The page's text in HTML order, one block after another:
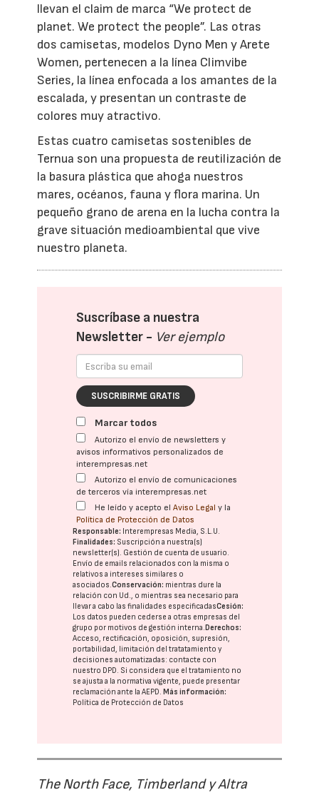
llevan el claim de marca “We protect de
planet. We protect the people”. Las otras
dos camisetas, modelos Dyno Men y Arete
Women, pertenecen a la línea Climvibe
Series, la línea enfocada a los amantes de la
escalada, y presentan un contraste de
colores muy atractivo.
Estas cuatro camisetas sostenibles de
Ternua son una propuesta de reutilización de
la basura plástica que ahoga nuestros
mares, océanos, fauna y flora marina. Un
pequeño grano de arena en la lucha contra la
grave situación medioambiental que vive
nuestro planeta.
Suscríbase a nuestra
Newsletter - Ver ejemplo
SUSCRIBIRME GRATIS
Marcar todos
Autorizo el envío de newsletters y
avisos informativos personalizados de
interempresas.net
Autorizo el envío de comunicaciones
de terceros vía interempresas.net
He leído y acepto elAviso Legal y la
Política de Protección de Datos
Responsable: Interempresas Media, S.L.U.
Finalidades: Suscripción a nuestra(s)
newsletter(s). Gestión de cuenta de usuario.
Envío de emails relacionados con la misma o
relativos a intereses similares o
asociados.Conservación: mientras dure la
relación con Ud., o mientras sea necesario para
llevar a cabo las finalidades especificadasCesión:
Los datos pueden cederse a otras empresas del
grupo por motivos de gestión interna. Derechos:
Acceso, rectificación, oposición, supresión,
portabilidad, limitación del tratatamiento y
decisiones automatizadas: contacte con
nuestro DPD. Si considera que el tratamiento no
se ajusta a la normativa vigente, puede presentar
reclamación ante laAEPD. Más información:
Política de Protección de Datos
The North Face, Timberland y Altra